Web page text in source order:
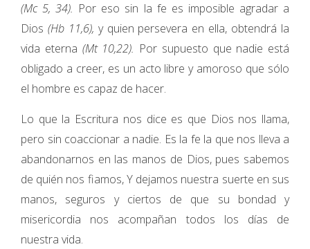
(Mc 5, 34). Por eso sin la fe es imposible agradar a
Dios (Hb 11,6), y quien persevera en ella, obtendrá la
vida eterna (Mt 10,22). Por supuesto que nadie está
obligado a creer, es un acto libre y amoroso que sólo
el hombre es capaz de hacer.
Lo que la Escritura nos dice es que Dios nos llama,
pero sin coaccionar a nadie. Es la fe la que nos lleva a
abandonarnos en las manos de Dios, pues sabemos
de quién nos fiamos, Y dejamos nuestra suerte en sus
manos, seguros y ciertos de que su bondad y
misericordia nos acompañan todos los días de
nuestra vida.